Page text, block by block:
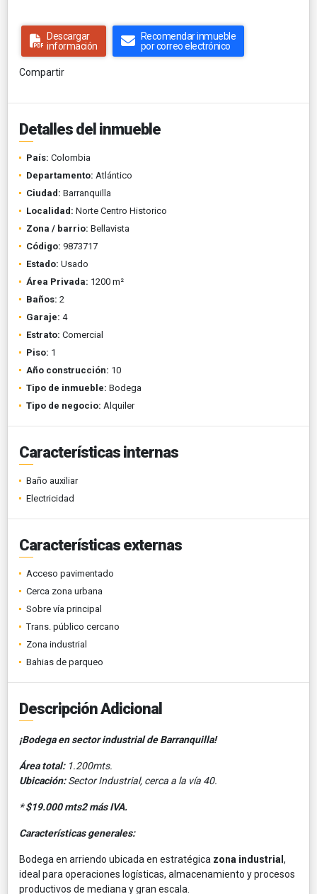
Descargar
información
Recomendar inmueble
por correo electrónico
Compartir
Detalles del inmueble
País: Colombia
Departamento: Atlántico
Ciudad: Barranquilla
Localidad: Norte Centro Historico
Zona / barrio: Bellavista
Código: 9873717
Estado: Usado
Área Privada: 1200 m²
Baños: 2
Garaje: 4
Estrato: Comercial
Piso: 1
Año construcción: 10
Tipo de inmueble: Bodega
Tipo de negocio: Alquiler
Características internas
Baño auxiliar
Electricidad
Características externas
Acceso pavimentado
Cerca zona urbana
Sobre vía principal
Trans. público cercano
Zona industrial
Bahias de parqueo
Descripción Adicional
¡Bodega en sector industrial de Barranquilla!
Área total:1.200mts.
Ubicación:Sector Industrial, cerca a la vía 40.
* $19.000 mts2 más IVA.
Características generales:
Bodega en arriendo ubicada en estratégica zona industrial ,
ideal para operaciones logísticas, almacenamiento y procesos
productivos de mediana y gran escala.